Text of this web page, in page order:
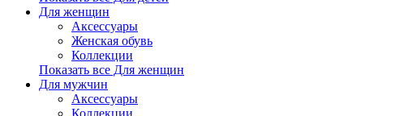
Для женщин
Аксессуары
Женская обувь
Коллекции
Показать все Для женщин
Для мужчин
Аксессуары
Коллекции